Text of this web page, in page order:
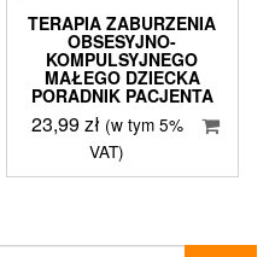
TERAPIA ZABURZENIA
OBSESYJNO-
KOMPULSYJNEGO
MAŁEGO DZIECKA
PORADNIK PACJENTA
23,99zł (w tym 5%
VAT)